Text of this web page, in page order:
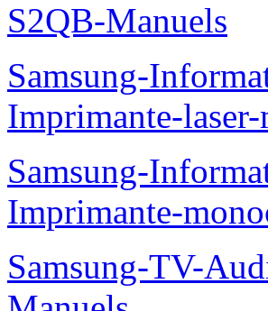
S2QB-Manuels
Samsung-
Imprimante-
Samsung-
Imprimante-
Samsung-TV-